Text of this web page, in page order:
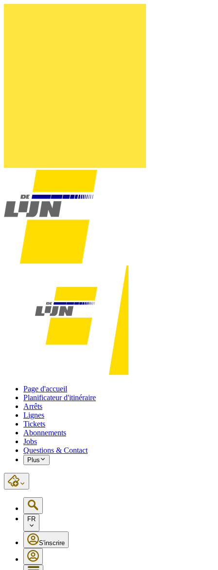
Page d'accueil
Planificateur d'itinéraire
Arrêts
Lignes
Tickets
Abonnements
Jobs
Questions & Contact
Plus
FR
S'inscrire